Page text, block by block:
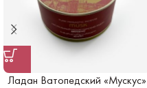
Ладан Ватопедский «Мускус»